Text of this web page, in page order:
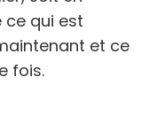
qui est
et ce
fois.